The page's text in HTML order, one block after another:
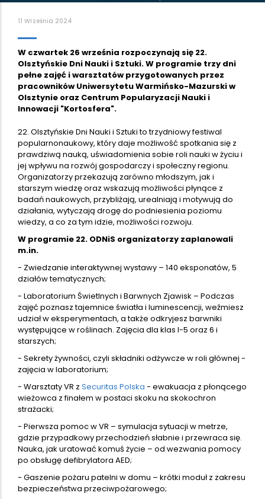
11 Września 2024
W czwartek 26 września rozpoczynają się 22.
Olsztyńskie Dni Nauki i Sztuki. W programie trzy dni
pełne zajęć i warsztatów przygotowanych przez
pracowników Uniwersytetu Warmińsko-Mazurski w
Olsztynie oraz Centrum Popularyzacji Nauki i
Innowacji "Kortosfera".
22. Olsztyńskie Dni Nauki i Sztuki to trzydniowy festiwal
popularnonaukowy, który daje możliwość spotkania się z
prawdziwą nauką, uświadomienia sobie roli nauki w życiu i
jej wpływu na rozwój gospodarczy i społeczny regionu.
Organizatorzy przekazują zarówno młodszym, jak i
starszym wiedzę oraz wskazują możliwości płynące z
badań naukowych, przybliżają, urealniają i motywują do
działania, wytyczają drogę do podniesienia poziomu
wiedzy, a co za tym idzie, możliwości rozwoju.
W programie 22. ODNiS organizatorzy zaplanowali
m.in.
- Zwiedzanie interaktywnej wystawy – 140 eksponatów, 5
działów tematycznych;
- Laboratorium Świetlnych i Barwnych Zjawisk – Podczas
zajęć poznasz tajemnice światła i luminescencji, weźmiesz
udział w eksperymentach, a także odkryjesz barwniki
występujące w roślinach. Zajęcia dla klas I-5 oraz 6 i
starszych;
- Sekrety żywności, czyli składniki odżywcze w roli głównej -
zajęcia w laboratorium;
- Warsztaty VR z Securitas Polska - ewakuacja z płonącego
wieżowca z finałem w postaci skoku na skokochron
strażacki;
- Pierwsza pomoc w VR – symulacja sytuacji w metrze,
gdzie przypadkowy przechodzień słabnie i przewraca się.
Nauka, jak uratować komuś życie – od wezwania pomocy
po obsługę defibrylatora AED;
- Gaszenie pożaru patelni w domu – krótki moduł z zakresu
bezpieczeństwa przeciwpożarowego;